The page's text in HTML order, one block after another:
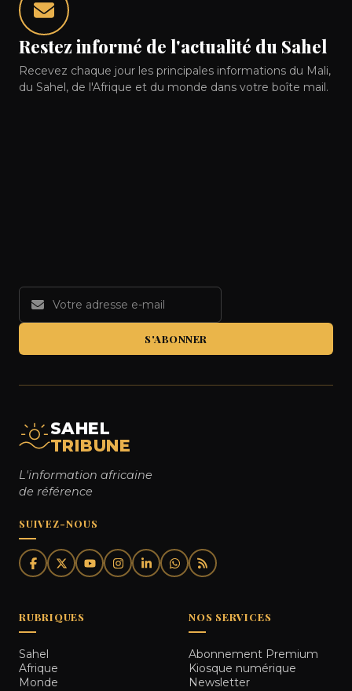
Restez informé de l'actualité du Sahel
Recevez chaque jour les principales informations du Mali,
du Sahel, de l'Afrique et du monde dans votre boîte mail.
S'ABONNER
SAHEL
TRIBUNE
L'information africaine
de référence
SUIVEZ-NOUS
RUBRIQUES
Sahel
Afrique
Monde
NOS SERVICES
Abonnement Premium
Kiosque numérique
Newsletter